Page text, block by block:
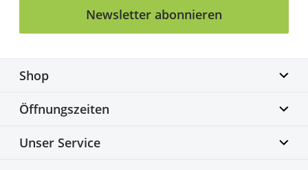
Newsletter abonnieren
Shop
Biketime GmbH
Alter Flughafen 7a
info@biketime.de
Öffnungszeiten
Dienstag – Freitag
Unser Service